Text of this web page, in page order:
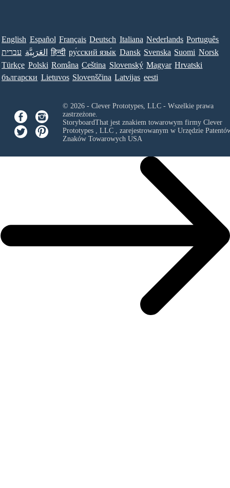
English Español Français Deutsch Italiana Nederlands Português
עברית العَرَبِيَّة हिन्दी ру́сский язы́к Dansk Svenska Suomi Norsk
Türkçe Polski Româna Ceština Slovenský Magyar Hrvatski
български Lietuvos Slovenščina Latvijas eesti
© 2026 - Clever Prototypes, LLC - Wszelkie prawa
zastrzeżone.
StoryboardThat jest znakiem towarowym firmy Clever
Prototypes , LLC, zarejestrowanym w Urzędzie
Znaków Towarowych USA